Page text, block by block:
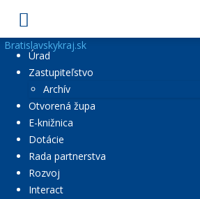
Bratislavskykraj.sk
Úrad
Zastupiteľstvo
Archív
Otvorená župa
E-knižnica
Dotácie
Rada partnerstva
Rozvoj
Interact